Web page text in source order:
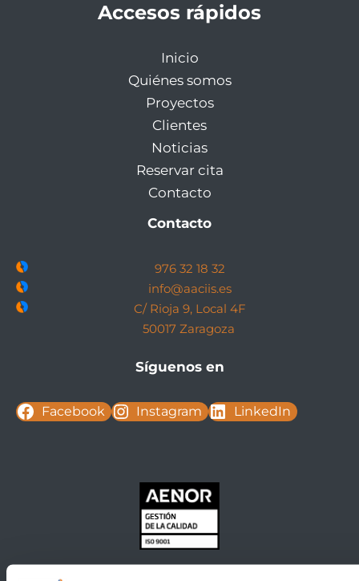
Accesos rápidos
Inicio
Quiénes somos
Proyectos
Clientes
Noticias
Reservar cita
Contacto
Contacto
976 32 18 32
info@aaciis.es
C/ Rioja 9, Local 4F
50017 Zaragoza
Síguenos en
Facebook Instagram LinkedIn